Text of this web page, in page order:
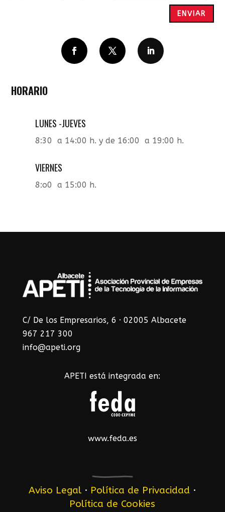
ENVIAR
Seguir Seguir Seguir
HORARIO
LUNES -JUEVES
8:30 a 14:00 h. y de 16:00 a 19:00 h.
VIERNES
8:o0 a 15:00 h.
C/ De los Empresarios, 6 · 02005 Albacete
967 217 300
info@apeti.org
APETI está integrada en:
www.feda.es
Aviso Legal · Política de Privacidad ·
Política de Cookies